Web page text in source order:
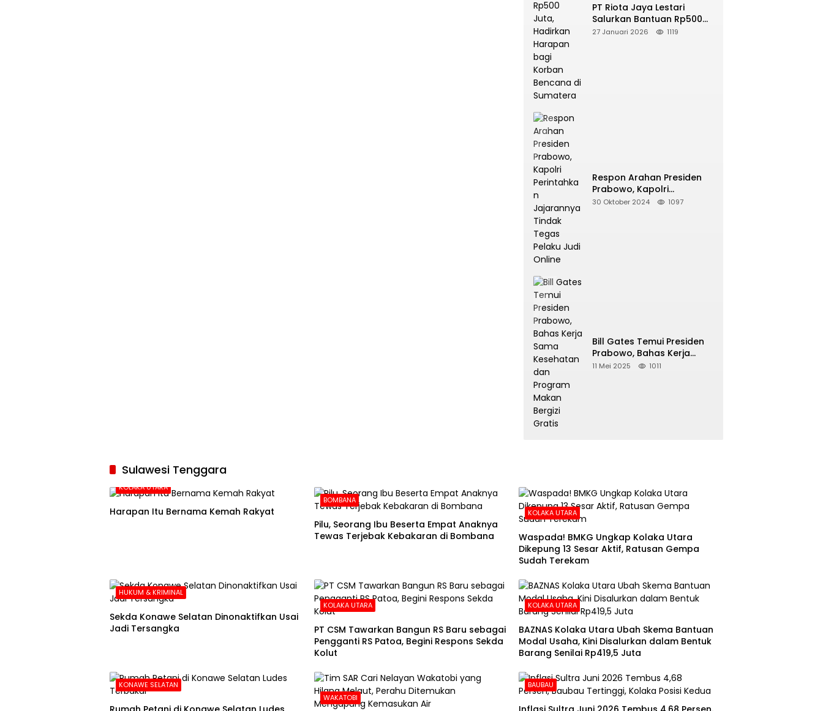
PT Riota Jaya Lestari
Salurkan Bantuan Rp500
Juta, Hadirkan Harapan
27 Januari 2026 1119
Respon Arahan Presiden
Prabowo, Kapolri
Perintahkan Jajarannya
30 Oktober 2024 1097
Bill Gates Temui Presiden
Prabowo, Bahas Kerja
Sama Kesehatan dan
11 Mei 2025 1011
Sulawesi Tenggara
KOLAKA UTARA
Harapan Itu Bernama Kemah Rakyat
BOMBANA
Pilu, Seorang Ibu Beserta Empat Anaknya
Tewas Terjebak Kebakaran di Bombana
KOLAKA UTARA
Waspada! BMKG Ungkap Kolaka Utara
Dikepung 13 Sesar Aktif, Ratusan Gempa
Sudah Terekam
HUKUM & KRIMINAL
Sekda Konawe Selatan Dinonaktifkan Usai
Jadi Tersangka
KOLAKA UTARA
PT CSM Tawarkan Bangun RS Baru sebagai
Pengganti RS Patoa, Begini Respons Sekda
Kolut
KOLAKA UTARA
BAZNAS Kolaka Utara Ubah Skema Bantuan
Modal Usaha, Kini Disalurkan dalam Bentuk
Barang Senilai Rp419,5 Juta
KONAWE SELATAN
WAKATOBI
BAUBAU